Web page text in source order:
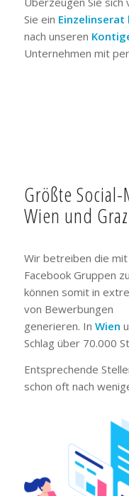
Sie ein Einzelinserat
nach unseren
Unternehmen mit
Größte
Wien und Graz
Wir betreiben die
Facebook Gruppen
können somit in
von Bewerbungen
generieren. In Wien
Schlag über 70.000
Entsprechende
schon oft nach